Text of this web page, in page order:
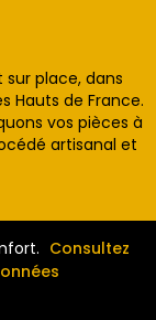
place, dans
Hauts de France.
vos pièces à
artisanal et
Consultez